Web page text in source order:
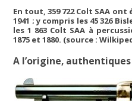
En tout, 359 722 Colt SAA
1941 ; y compris les 45 326
les 1 863 Colt SAA à
1875 et 1880. (source :
A l’origine,